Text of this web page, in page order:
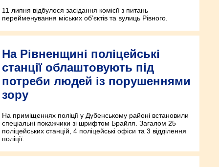
11 липня відбулося засідання комісії з питань
перейменування міських об’єктів та вулиць Рівного.
На Рівненщині поліцейські
станції облаштовують під
потреби людей із порушеннями
зору
На приміщеннях поліції у Дубенському районі встановили
спеціальні покажчики зі шрифтом Брайля. Загалом 25
поліцейських станцій, 4 поліцейські офіси та 3 відділення
поліції.